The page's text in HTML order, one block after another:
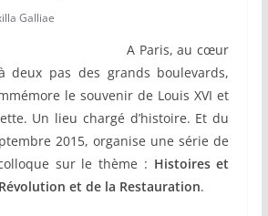
Galliae
A Paris, au cœur
deux pas des grands boulevards,
le souvenir de Louis XVI et
Un lieu chargé d’histoire. Et du
2015, organise une série de
sur le thème : Histoires et
et de la Restauration.